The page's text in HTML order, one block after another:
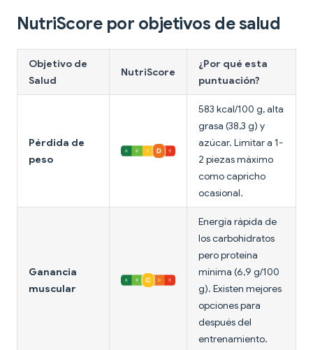
NutriScore por objetivos de salud
Objetivo de
Salud
NutriScore
¿Por qué esta
puntuación?
Pérdida de
peso
583 kcal/100 g, alta
grasa (38,3 g) y
azúcar. Limitar a 1-
2 piezas máximo
como capricho
ocasional.
Ganancia
muscular
Energía rápida de
los carbohidratos
pero proteína
mínima (6,9 g/100
g). Existen mejores
opciones para
después del
entrenamiento.